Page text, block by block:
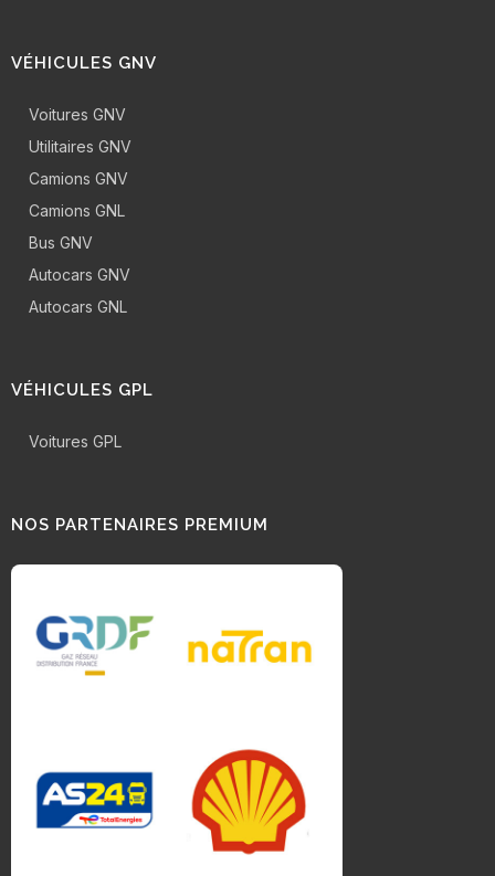
VÉHICULES GNV
Voitures GNV
Utilitaires GNV
Camions GNV
Camions GNL
Bus GNV
Autocars GNV
Autocars GNL
VÉHICULES GPL
Voitures GPL
NOS PARTENAIRES PREMIUM